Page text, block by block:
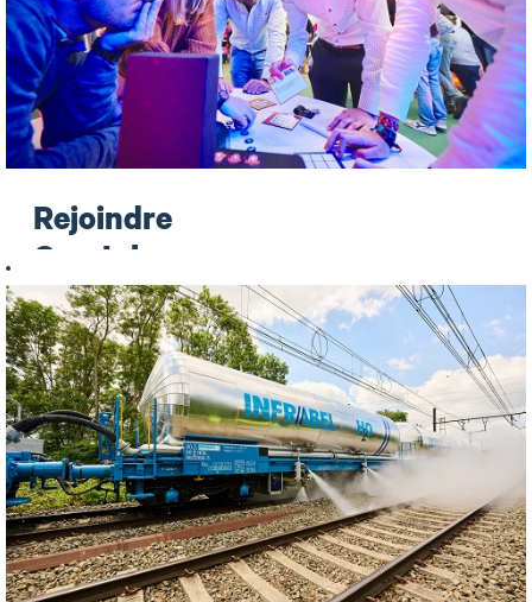
Rejoindre
communauté
des jeunes
d'Infrabel
Chez Infrabel, la
bienveillance est
une priorité. Une
bonne ambiance et
de bonnes relations